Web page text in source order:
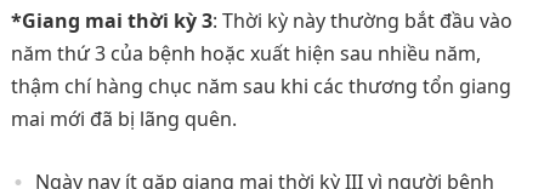
*Giang mai thời kỳ 3: Thời kỳ này thường bắt đầu vào
năm thứ 3 của bệnh hoặc xuất hiện sau nhiều năm,
thậm chí hàng chục năm sau khi các thương tổn giang
mai mới đã bị lãng quên.
Ngày nay ít gặp giang mai thời kỳ III vì người bệnh